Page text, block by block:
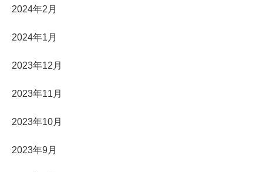
2024年2月
2024年1月
2023年12月
2023年11月
2023年10月
2023年9月